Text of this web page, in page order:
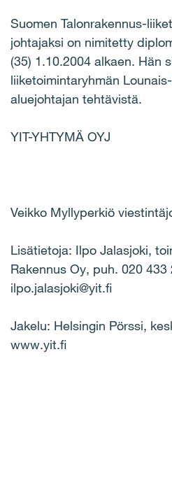
Suomen Talonrakennus-
johtajaksi on nimitetty
(35) 1.10.2004 alkaen. Hän
liiketoimintaryhmän
aluejohtajan tehtävistä.
YIT-YHTYMÄ OYJ
Veikko Myllyperkiö
Lisätietoja: Ilpo Jalasjoki,
Rakennus Oy, puh. 020 433
ilpo.jalasjoki@yit.fi
Jakelu: Helsingin Pörssi,
www.yit.fi